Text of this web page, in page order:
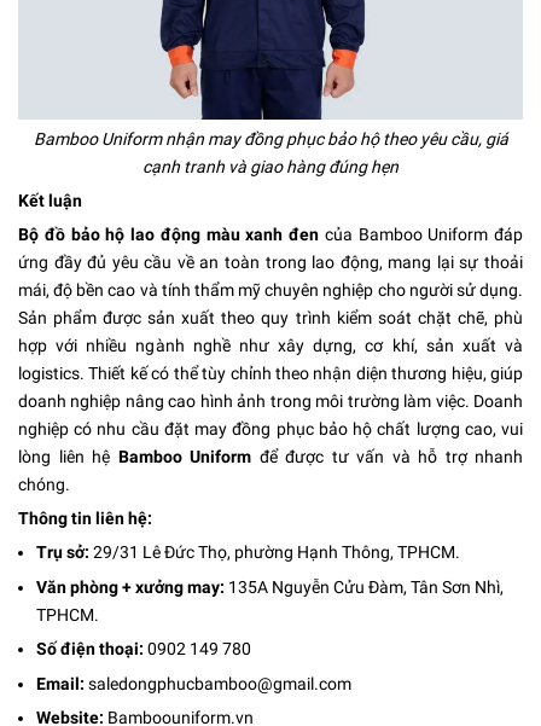
Bamboo Uniform nhận may đồng phục bảo hộ theo yêu cầu, giá
cạnh tranh và giao hàng đúng hẹn
Kết luận
Bộ đồ bảo hộ lao động màu xanh đen của Bamboo Uniform đáp
ứng đầy đủ yêu cầu về an toàn trong lao động, mang lại sự thoải
mái, độ bền cao và tính thẩm mỹ chuyên nghiệp cho người sử dụng.
Sản phẩm được sản xuất theo quy trình kiểm soát chặt chẽ, phù
hợp với nhiều ngành nghề như xây dựng, cơ khí, sản xuất và
logistics. Thiết kế có thể tùy chỉnh theo nhận diện thương hiệu, giúp
doanh nghiệp nâng cao hình ảnh trong môi trường làm việc. Doanh
nghiệp có nhu cầu đặt may đồng phục bảo hộ chất lượng cao, vui
lòng liên hệ Bamboo Uniform để được tư vấn và hỗ trợ nhanh
chóng.
Thông tin liên hệ:
Trụ sở: 29/31 Lê Đức Thọ, phường Hạnh Thông, TPHCM.
Văn phòng + xưởng may: 135A Nguyễn Cửu Đàm, Tân Sơn Nhì,
TPHCM.
Số điện thoại: 0902 149 780
Email: saledongphucbamboo@gmail.com
Website: Bamboouniform.vn